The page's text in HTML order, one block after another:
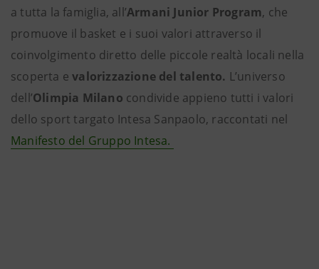
a tutta la famiglia, all’Armani Junior Program, che
promuove il basket e i suoi valori attraverso il
coinvolgimento diretto delle piccole realtà locali nella
scoperta evalorizzazione del talento. L’universo
dell’Olimpia Milano condivide appieno tutti i valori
dello sport targato Intesa Sanpaolo, raccontati nel
Manifesto del Gruppo Intesa.